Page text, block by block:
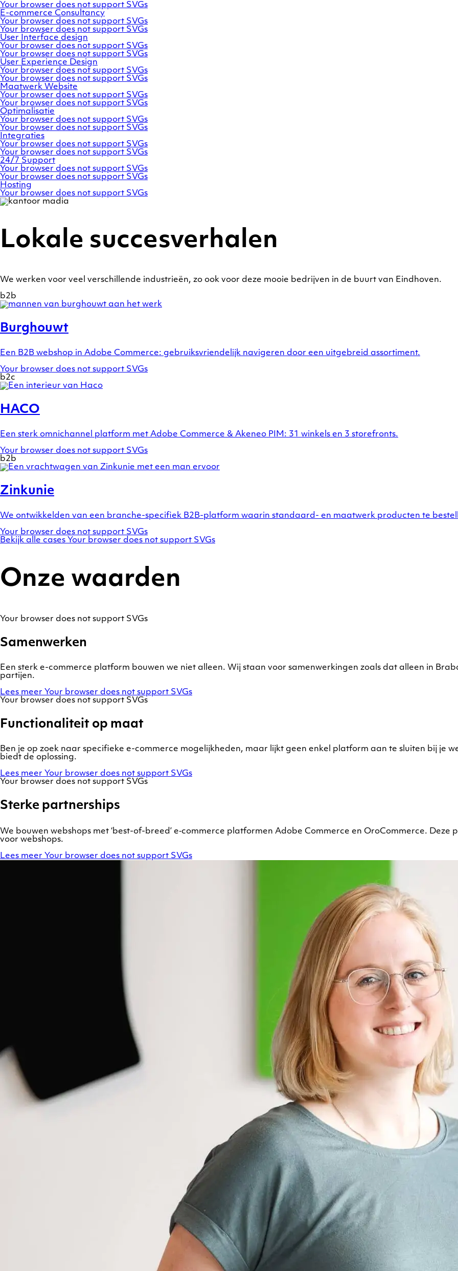
Your browser does not support SVGs
E-commerce Consultancy
Your browser does not support SVGs
Your browser does not support SVGs
User
Interface design
Your browser does not support SVGs
Your browser does not support SVGs
User Experience Design
Your browser does not support SVGs
Your browser does not support SVGs
Maatwerk Website
Your browser does not support SVGs
Your browser does not support SVGs
Optimalisatie
Your browser does not support SVGs
Your browser does not support SVGs
Integraties
Your browser does not support SVGs
Your browser does not support SVGs
24/7 Support
Your browser does not support SVGs
Your browser does not support SVGs
Hosting
Your browser does not support SVGs
Lokale succesverhalen
We werken voor veel verschillende industrieën, zo ook voor deze mooie bedrijven in de buurt van Eindhoven.
b2b
Show
preview
of
Burghouwt
Een B2B webshop in Adobe Commerce: gebruiksvriendelijk navigeren door een uitgebreid assortiment.
Your browser does not support SVGs
b2c
Show
preview
of
HACO
Een sterk omnichannel platform met Adobe Commerce & Akeneo PIM: 31 winkels en 3 storefronts.
Your browser does not support SVGs
b2b
Show
preview
of
Zinkunie
We ontwikkelden van een branche-specifiek B2B-platform waarin standaard- en maatwerk producten te
Your browser does not support SVGs
Bekijk alle cases Your browser does not support SVGs
Onze waarden
Your browser does not support SVGs
Samenwerken
Een sterk e-commerce platform bouwen we niet alleen. Wij staan voor samenwerkingen zoals dat alleen in
partijen.
Lees meer Your browser does not support SVGs
Your browser does not support SVGs
Functionaliteit op maat
Ben je op zoek naar specifieke e-commerce mogelijkheden, maar lijkt geen enkel platform aan te sluiten bij je
biedt de oplossing.
Lees meer Your browser does not support SVGs
Your browser does not support SVGs
Sterke partnerships
We bouwen webshops met ‘best-of-breed’ e‑commerce platformen Adobe Commerce en OroCommerce.
voor webshops.
Lees meer Your browser does not support SVGs